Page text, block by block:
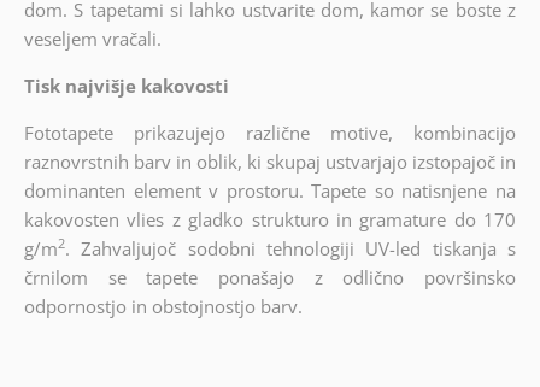
dom. S tapetami si lahko ustvarite dom, kamor se boste z
veseljem vračali.
Tisk najvišje kakovosti
Fototapete prikazujejo različne motive, kombinacijo
raznovrstnih barv in oblik, ki skupaj ustvarjajo izstopajoč in
dominanten element v prostoru. Tapete so natisnjene na
kakovosten vlies z gladko strukturo in gramature do 170
g/m2. Zahvaljujoč sodobni tehnologiji UV-led tiskanja s
črnilom se tapete ponašajo z odlično površinsko
odpornostjo in obstojnostjo barv.